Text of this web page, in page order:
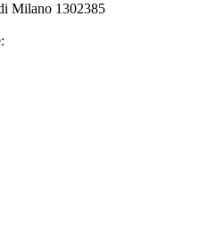
Milano 1302385